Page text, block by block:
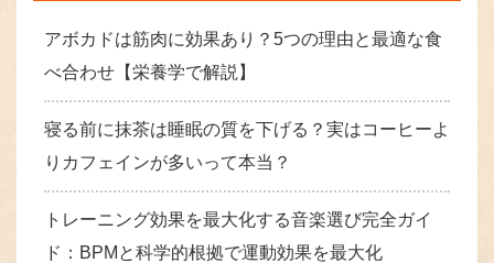
アボカドは筋肉に効果あり？5つの理由と最適な食
べ合わせ【栄養学で解説】
寝る前に抹茶は睡眠の質を下げる？実はコーヒーよ
りカフェインが多いって本当？
トレーニング効果を最大化する音楽選び完全ガイ
ド：BPMと科学的根拠で運動効果を最大化